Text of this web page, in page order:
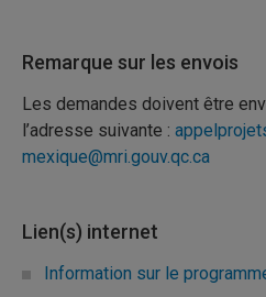
Remarque sur les envois
Les demandes doivent être
l’adresse suivante :
mexique@mri.gouv.qc.ca
Lien(s) internet
Information sur le